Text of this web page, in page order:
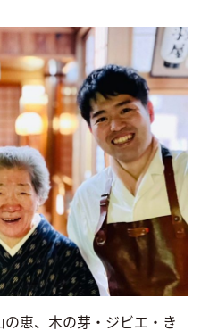
恵、木の芽・ジビエ・き